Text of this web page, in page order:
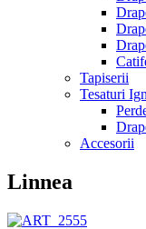
Tapiserii
Tesaturi
Accesorii
Linnea